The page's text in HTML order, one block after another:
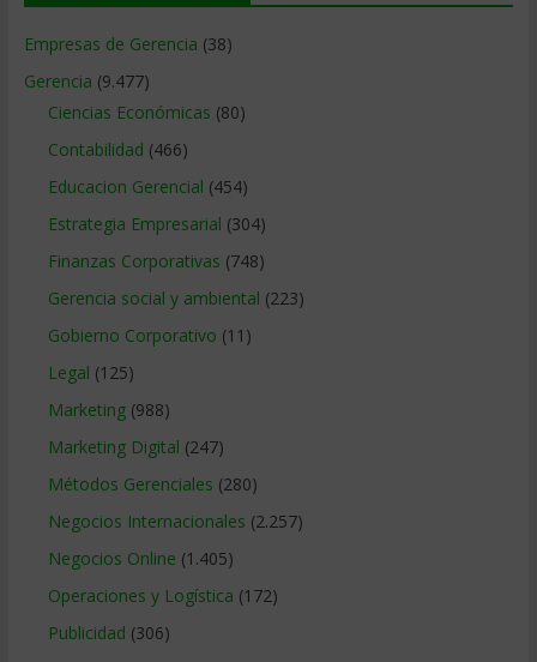
Empresas de Gerencia (38)
Gerencia (9.477)
Ciencias Económicas (80)
Contabilidad (466)
Educacion Gerencial (454)
Estrategia Empresarial (304)
Finanzas Corporativas (748)
Gerencia social y ambiental (223)
Gobierno Corporativo (11)
Legal (125)
Marketing(988)
Marketing Digital (247)
Métodos Gerenciales (280)
Negocios Internacionales (2.257)
Negocios Online (1.405)
Operaciones y Logística (172)
Publicidad (306)